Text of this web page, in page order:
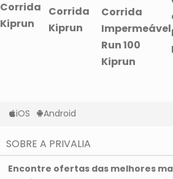
Corrida
Kiprun
Corrida
Kiprun
Corrida
Impermeável
Run 100
Kiprun
iOS Android
SOBRE A PRIVALIA
Encontre ofertas das melhores